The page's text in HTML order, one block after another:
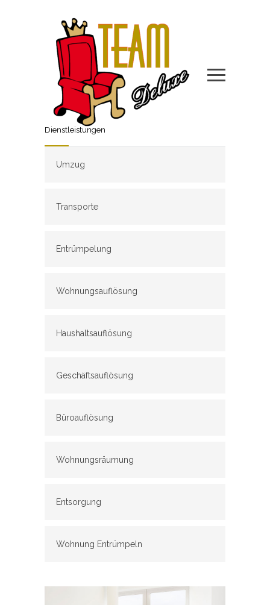
Dienstleistungen
Umzug
Transporte
Entrümpelung
Wohnungsauflösung
Haushaltsauflösung
Geschäftsauflösung
Büroauflösung
Wohnungsräumung
Entsorgung
Wohnung Entrümpeln